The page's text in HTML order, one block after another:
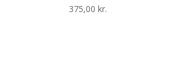
375,00 kr.